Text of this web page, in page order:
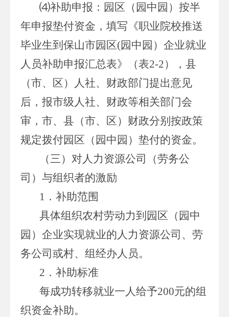
⑷补助申报：园区（园中园）按半
年申报垫付资金，填写《职业院校推送
毕业生到保山市园区(园中园）企业就业
人员补助申报汇总表》（表2-2），县
（市、区）人社、财政部门提出意见
后，报市级人社、财政等相关部门会
审，市、县（市、区）财政分别按政策
规定拨付园区（园中园）垫付的资金。
（三）对人力资源公司（劳务公
司）与组织者的激励
1．补助范围
具体组织农村劳动力到园区（园中
园）企业实现就业的人力资源公司、劳
务公司或村、组经办人员。
2．补助标准
每成功转移就业一人给予200元的组
织资金补助。